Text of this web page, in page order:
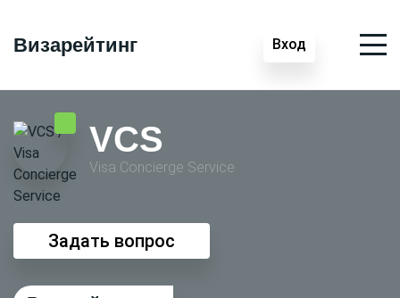
Визарейтинг Вход
VCS
Visa Conсierge Service
Задать вопрос